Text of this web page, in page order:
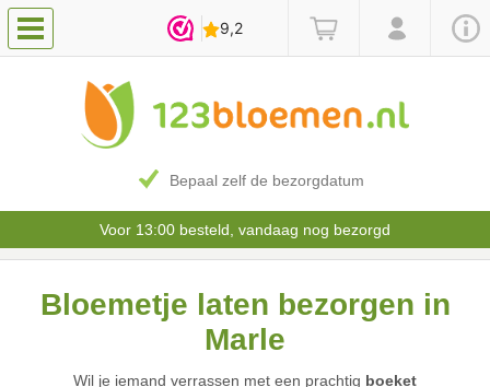
Bepaal zelf de bezorgdatum
Voor 13:00 besteld, vandaag nog bezorgd
Bloemetje laten bezorgen in
Marle
Wil je iemand verrassen met een prachtig boeket